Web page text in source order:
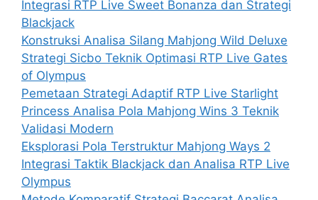
Integrasi RTP Live Sweet Bonanza dan Strategi
Blackjack
Konstruksi Analisa Silang Mahjong Wild Deluxe
Strategi Sicbo Teknik Optimasi RTP Live Gates
of Olympus
Pemetaan Strategi Adaptif RTP Live Starlight
Princess Analisa Pola Mahjong Wins 3 Teknik
Validasi Modern
Eksplorasi Pola Terstruktur Mahjong Ways 2
Integrasi Taktik Blackjack dan Analisa RTP Live
Olympus